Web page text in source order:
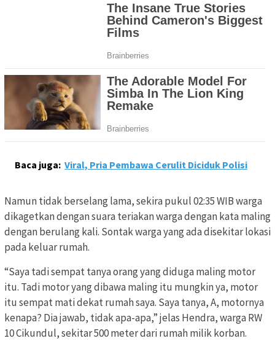
Baca juga: Viral, Pria Pembawa Cerulit Diciduk Polisi
Namun tidak berselang lama, sekira pukul 02:35 WIB warga
dikagetkan dengan suara teriakan warga dengan kata maling
dengan berulang kali. Sontak warga yang ada disekitar lokasi
pada keluar rumah.
“Saya tadi sempat tanya orang yang diduga maling motor
itu. Tadi motor yang dibawa maling itu mungkin ya, motor
itu sempat mati dekat rumah saya. Saya tanya, A, motornya
kenapa? Dia jawab, tidak apa-apa,” jelas Hendra, warga RW
10 Cikundul, sekitar 500 meter dari rumah milik korban.